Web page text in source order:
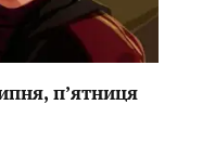
пʼятниця